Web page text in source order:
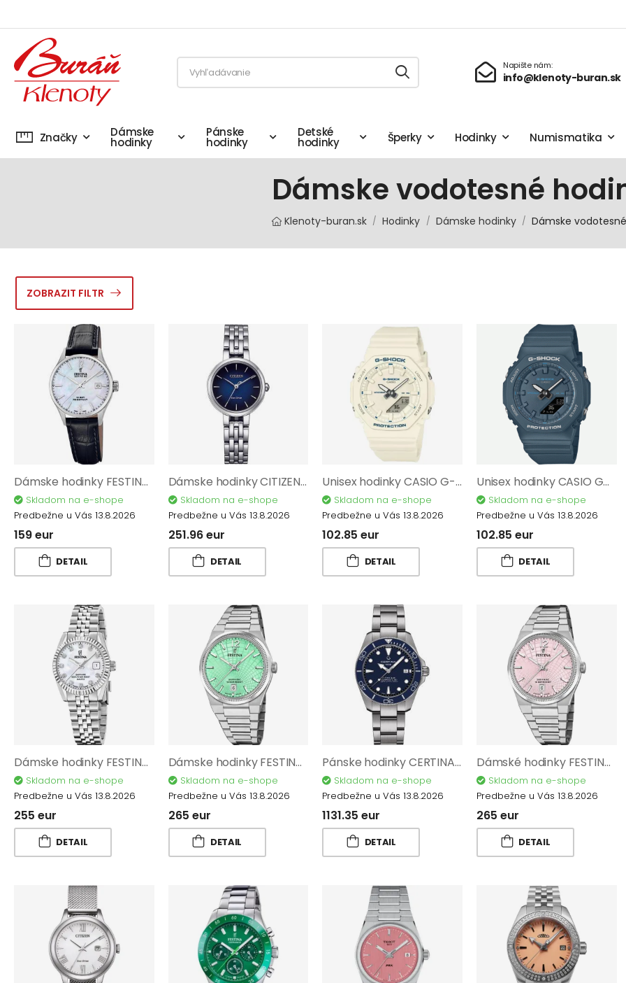
Napište nám:
info@klenoty-buran.sk
Značky Dámske
hodinky
Pánske
hodinky
Detské
hodinky Šperky Hodinky Numismatika
Dámske vodotesné
Klenoty-buran.sk / Hodinky / Dámske hodinky / Dámske
ZOBRAZIT FILTR
Dámske hodinky FESTINA Swiss Made 20009/7
Skladom na e-shope
Predbežne u Vás 13.8.2026
159 eur
DETAIL
Dámske hodinky CITIZEN L Eco Drive EM0990-81L
Skladom na e-shope
Predbežne u Vás 13.8.2026
251.96 eur
DETAIL
Unisex hodinky CASIO G-SHOCK GMA-P2100BA-7AER
Skladom na e-shope
Predbežne u Vás 13.8.2026
102.85 eur
DETAIL
Unisex hodinky CASIO GMA-P2100BA-2AER
Skladom na e-shope
Predbežne u Vás 13.8.2026
102.85 eur
DETAIL
Dámske hodinky FESTINA Swiss Made Classic 20087/1
Skladom na e-shope
Predbežne u Vás 13.8.2026
255 eur
DETAIL
Dámske hodinky FESTINA Swiss Made 20052/4
Skladom na e-shope
Predbežne u Vás 13.8.2026
265 eur
DETAIL
Pánske hodinky CERTINA DS Action Diver Automatic C048.407.44.041.00
Skladom na e-shope
Predbežne u Vás 13.8.2026
1131.35 eur
DETAIL
Dámské hodinky FESTINA Swiss Made 20052/3
Skladom na e-shope
Predbežne u Vás 13.8.2026
265 eur
DETAIL